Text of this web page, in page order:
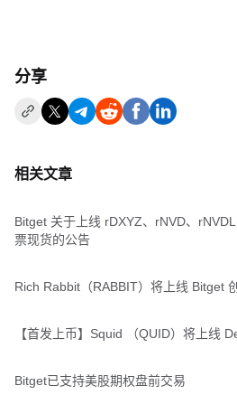
分享
相关文章
Bitget 关于上线 rDXYZ、rNVD、
票现货的公告
Rich Rabbit（RABBIT）将上线 Bitget
【首发上币】Squid （QUID）将上线
Bitget已支持美股期权盘前交易